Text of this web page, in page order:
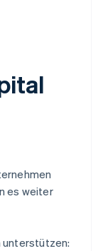
es weiter
unterstützen: